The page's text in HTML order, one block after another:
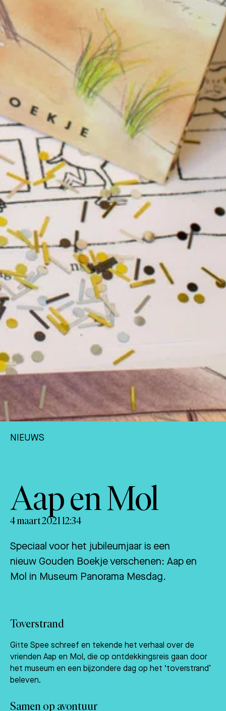
NIEUWS
Aap en Mol
4 maart 2021 12:34
Speciaal voor het jubileumjaar is een
nieuw Gouden Boekje verschenen: Aap en
Mol in Museum Panorama Mesdag.
Toverstrand
Gitte Spee schreef en tekende het verhaal over de
vrienden Aap en Mol, die op ontdekkingsreis gaan door
het museum en een bijzondere dag op het ‘toverstrand’
beleven.
Samen op avontuur